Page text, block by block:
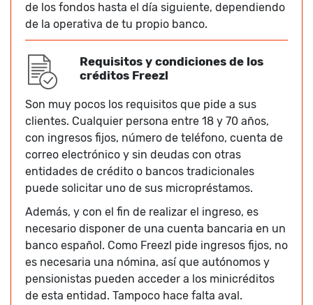
de los fondos hasta el día siguiente, dependiendo
de la operativa de tu propio banco.
Requisitos y condiciones de los
créditos Freezl
Son muy pocos los requisitos que pide a sus
clientes. Cualquier persona entre 18 y 70 años,
con ingresos fijos, número de teléfono, cuenta de
correo electrónico y sin deudas con otras
entidades de crédito o bancos tradicionales
puede solicitar uno de sus micropréstamos.
Además, y con el fin de realizar el ingreso, es
necesario disponer de una cuenta bancaria en un
banco español. Como Freezl pide ingresos fijos, no
es necesaria una nómina, así que autónomos y
pensionistas pueden acceder a los minicréditos
de esta entidad. Tampoco hace falta aval.